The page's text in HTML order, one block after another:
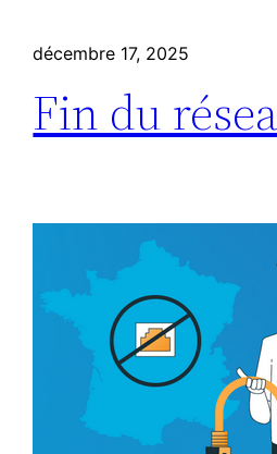
décembre 17, 2025
Fin du